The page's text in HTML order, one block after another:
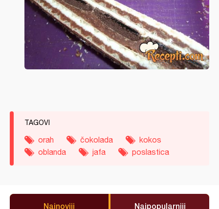
TAGOVI
orah čokolada
kokos
oblanda
jafa poslastica
Najnoviji Najpopularniji